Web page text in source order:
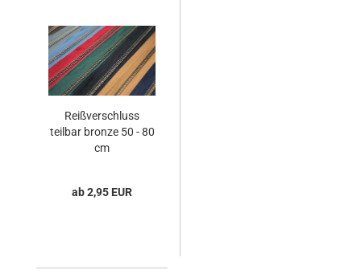
Reißverschluss
teilbar bronze 50 - 80
cm
ab 2,95 EUR